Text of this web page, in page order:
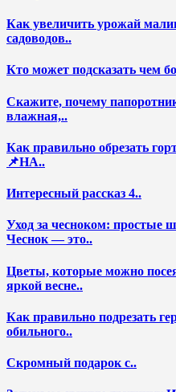
Как увеличить урожай
садоводов..
Кто может подсказать чем
Скажите, почему
влажная,..
Как правильно обрезать
📌НА..
Интересный рассказ 4..
Уход за чесноком: простые
Чеснок — это..
Цветы, которые можно
яркой весне..
Как правильно подрезать
обильного..
Скромный подарок с..